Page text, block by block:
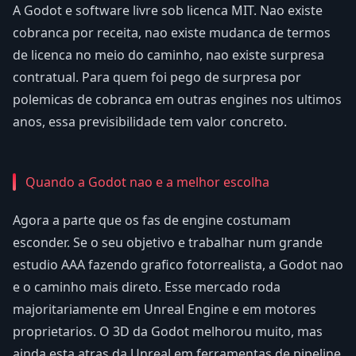
A Godot e software livre sob licenca MIT. Nao existe
cobranca por receita, nao existe mudanca de termos
de licenca no meio do caminho, nao existe surpresa
contratual. Para quem foi pego de surpresa por
polemicas de cobranca em outras engines nos ultimos
anos, essa previsibilidade tem valor concreto.
Quando a Godot nao e a melhor escolha
Agora a parte que os fas de engine costumam
esconder. Se o seu objetivo e trabalhar num grande
estudio AAA fazendo grafico fotorrealista, a Godot nao
e o caminho mais direto. Esse mercado roda
majoritariamente em Unreal Engine e em motores
proprietarios. O 3D da Godot melhorou muito, mas